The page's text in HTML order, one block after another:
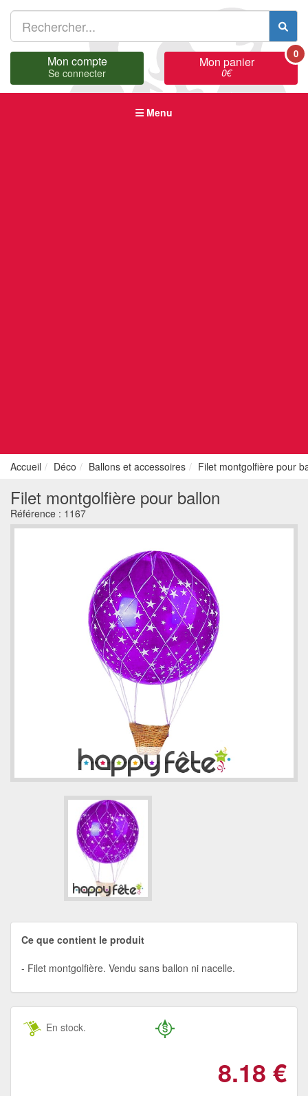
Mon compte
Se connecter
Mon panier
0€
0
Menu
Accueil Déco Ballons et accessoires Filet montgolfière pour
Filet montgolfière pour ballon
Référence : 1167
Ce que contient le produit
Filet montgolfière. Vendu sans ballon ni nacelle.
En stock.
8.18 €